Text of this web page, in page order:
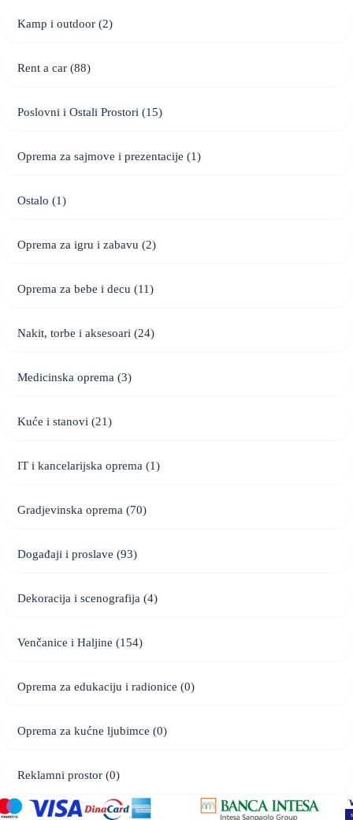
Kamp i outdoor (2)
Rent a car (88)
Poslovni i Ostali Prostori (15)
Oprema za sajmove i prezentacije (1)
Ostalo (1)
Oprema za igru i zabavu (2)
Oprema za bebe i decu (11)
Nakit, torbe i aksesoari (24)
Medicinska oprema (3)
Kuće i stanovi (21)
IT i kancelarijska oprema (1)
Gradjevinska oprema (70)
Događaji i proslave (93)
Dekoracija i scenografija (4)
Venčanice i Haljine (154)
Oprema za edukaciju i radionice (0)
Oprema za kućne ljubimce (0)
Reklamni prostor (0)